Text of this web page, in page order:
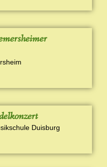
Duisburg